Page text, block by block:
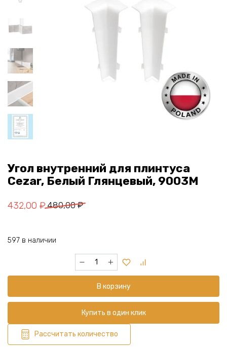
Угол внутренний для плинтуса
Cezar, Белый Глянцевый, 9003M
480,00₽
Первоначальная
480,00 ₽.
432,00 ₽
Текущая
597 в наличии
Количество
товара
внутренний
для
плинтуса
Cezar,
Белый
Глянцевый,
В корзину
Купить в один клик
Рассчитать количество